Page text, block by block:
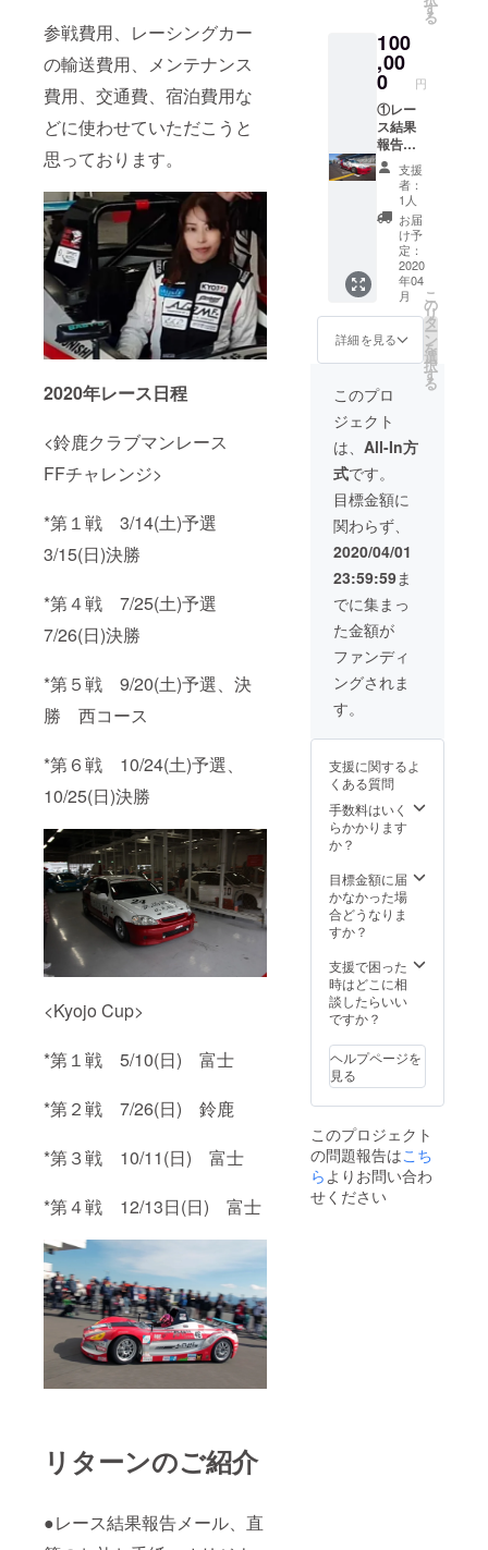
参戦費用、レーシングカー
の輸送費用、メンテナンス
費用、交通費、宿泊費用な
どに使わせていただこうと
思っております。
2020年レース日程
<鈴鹿クラブマンレース
FFチャレンジ>
*第１戦 3/14(土)予選
3/15(日)決勝
*第４戦 7/25(土)予選
7/26(日)決勝
*第５戦 9/20(土)予選、決
勝 西コース
*第６戦 10/24(土)予選、
10/25(日)決勝
<Kyojo Cup>
*第１戦 5/10(日) 富士
*第２戦 7/26(日) 鈴鹿
*第３戦 10/11(日) 富士
*第４戦 12/13日(日) 富士
リターンのご紹介
●レース結果報告メール、直
レース日程は
メールでの打ち
合わせとなりま
す。なお貼付ス
テッカーの製作
の都合および支
援者様多数の場
合、希望の位置
やステッカーの
サイズ、レース
日程はご希望に
添えない場合が
ございます。)
ジナルT
（Tシャ
ツはメ
ンズサ
イズで
す。色
は黒・
青・赤
よりお
選びい
ただけ
ます。
ご希望
の色お
よびサ
イズを
S,M,L,
の中か
らお選
お申し
込み時
のオプ
ション
にてご
入力く
ださ
い。）
⑥参戦
マシン
へのお
名前
（ニッ
クネー
ム、ロ
ゴ可）
ステッ
カー貼
となり
ます。
サイズ
はA4以
下とな
りま
テッ
カーは
こちら
ていた
だきま
す。必
ず備考
希望の
お名前
をご記
入して
くか、
ロゴ等
のデー
タの場
合メー
メール
果をご
報告さ
せてい
ただき
ま
す。）
②直筆
お礼お
手紙 ③
オリジ
ナルス
テッ
カー ④
オリジ
ナル
キーホ
ルダー
⑤オリ
ジナルT
シャツ
（Tシャ
ツはメ
ンズサ
イズで
す。色
は黒・
青・赤
よりお
選びい
ただけ
ます。
ご希望
の色お
よびサ
イズを
S,M,L,
の中か
らお選
お申し
のオプ
ション
にてご
入力く
ださ
⑥参戦
マシン
へのお
名前
クネー
ム、ロ
ゴ可）
ステッ
付 （1
戦のみ
となり
ます。
はA4以
下とな
りま
す。貼
付ス
す
る
100
,00
0 円
①レー
ス結果
報告
メール
（2020
年、鈴
鹿クラ
ブマン
および
KYOJO
CUP参
戦時1戦
ごとの
終了
後、
メール
にて結
果をご
報告さ
せてい
ただき
ま
す。）
②直筆
お礼お
手紙 ③
オリジ
ナルス
テッ
カー ④
オリジ
ナル
キーホ
ルダー
シャツ
ツはメ
ンズサ
イズで
す。色
は黒・
よりお
選びい
ただけ
ます。
の色お
よびサ
イズを
S,M,L,
らお選
びいた
だき、
お申し
のオプ
ション
にてご
入力く
ださ
支援
者：
1人
お届
け予
定：
2020
年04
月
詳細を見る
こ
の
リ
タ
ー
ン
を
選
択
す
る
このプロ
ジェクト
は、 All-In方
式です。
目標金額に
関わらず、
2020/04/01
23:59:59ま
でに集まっ
た金額が
ファンディ
ングされま
す。
支援に関するよ
くある質問
手数料はいく
らかかります
か？
目標金額に届
かなかった場
合どうなりま
すか？
支援で困った
時はどこに相
談したらいい
ですか？
ヘルプページを
見る
このプロジェクト
の問題報告はこち
ら よりお問い合わ
せください